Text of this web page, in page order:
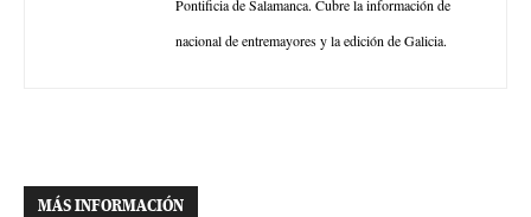
Pontificia de Salamanca. Cubre la información de
nacional de entremayores y la edición de Galicia.
MÁS INFORMACIÓN